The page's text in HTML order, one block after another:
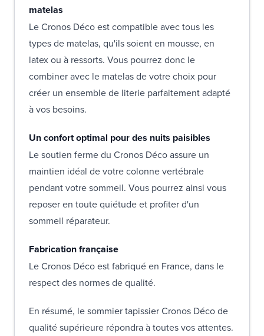
matelas
Le Cronos Déco est compatible avec tous les
types de matelas, qu'ils soient en mousse, en
latex ou à ressorts. Vous pourrez donc le
combiner avec le matelas de votre choix pour
créer un ensemble de literie parfaitement adapté
à vos besoins.
Un confort optimal pour des nuits paisibles
Le soutien ferme du Cronos Déco assure un
maintien idéal de votre colonne vertébrale
pendant votre sommeil. Vous pourrez ainsi vous
reposer en toute quiétude et profiter d'un
sommeil réparateur.
Fabrication française
Le Cronos Déco est fabriqué en France, dans le
respect des normes de qualité.
En résumé, le sommier tapissier Cronos Déco de
qualité supérieure répondra à toutes vos attentes.